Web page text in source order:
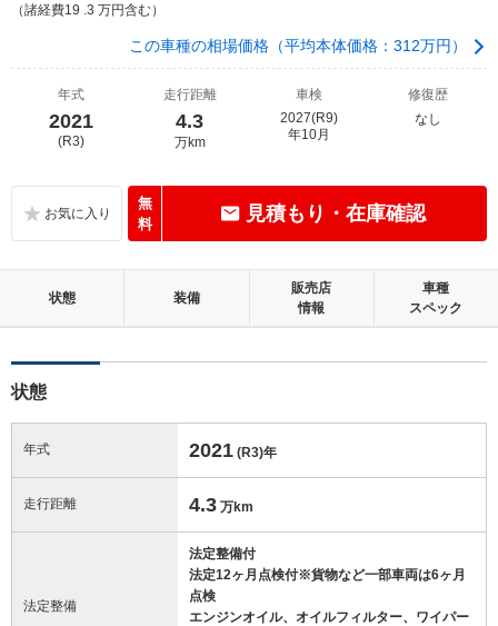
（諸経費19 .3 万円含む）
この車種の相場価格（平均本体価格：312万円）
年式
2021
(R3)
走行距離
4.3
万km
車検
2027(R9)
年10月
修復歴
なし
無
料
見積もり・在庫確認
状態 装備
販売店
情報
車種
スペック
状態
年式 2021 (R3)年
走行距離 4.3 万km
法定整備
法定整備付
法定12ヶ月点検付※貨物など一部車両は6ヶ月
点検
エンジンオイル、オイルフィルター、ワイパー